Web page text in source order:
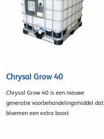
Chrysal Grow 40
Chrysal Grow 40 is een nieuwe
generatie voorbehandelingsmiddel dat
bloemen een extra boost